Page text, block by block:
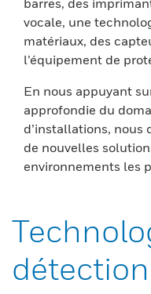
barres, des
vocale, une
matériaux, des
l’équipement de
En nous appuyant
approfondie du
d’installations,
de nouvelles
environnements les